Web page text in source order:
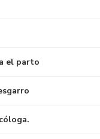
el parto